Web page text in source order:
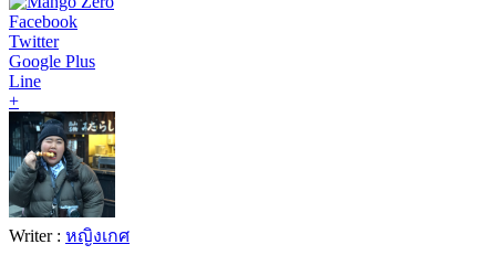
Facebook
Twitter
Google Plus
Line
+
Writer : หญิงเกศ